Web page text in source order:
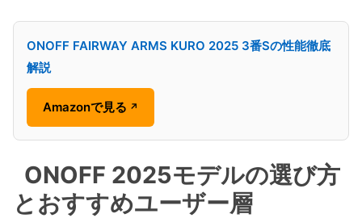
ONOFF FAIRWAY ARMS KURO 2025 3番Sの性能徹底
解説
Amazonで見る ↗
ONOFF 2025モデルの選び方
とおすすめユーザー層